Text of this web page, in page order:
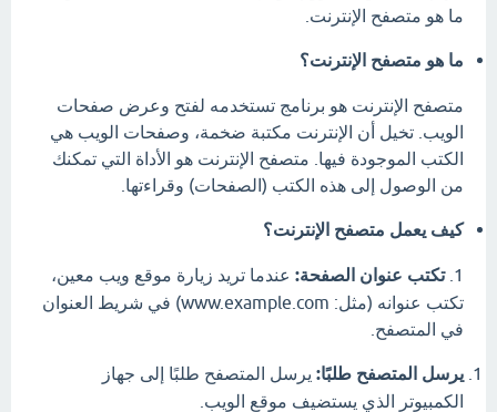
ما هو متصفح الإنترنت.
ما هو متصفح الإنترنت؟
متصفح الإنترنت هو برنامج تستخدمه لفتح وعرض صفحات
الويب. تخيل أن الإنترنت مكتبة ضخمة، وصفحات الويب هي
الكتب الموجودة فيها. متصفح الإنترنت هو الأداة التي تمكنك
من الوصول إلى هذه الكتب (الصفحات) وقراءتها.
كيف يعمل متصفح الإنترنت؟
1. تكتب عنوان الصفحة: عندما تريد زيارة موقع ويب معين،
تكتب عنوانه (مثل: www.example.com) في شريط العنوان
في المتصفح.
يرسل المتصفح طلبًا: يرسل المتصفح طلبًا إلى جهاز
الكمبيوتر الذي يستضيف موقع الويب.